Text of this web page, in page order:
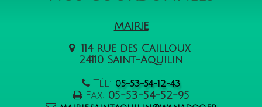
MAIRIE
114 rue des Cailloux
24110 Saint-Aquilin
Tél: 05-53-54-12-43
Fax: 05-53-54-52-95